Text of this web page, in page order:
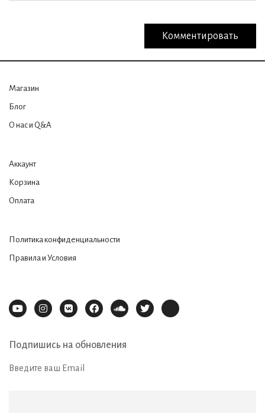
Магазин
Блог
О нас и Q&A
Аккаунт
Корзина
Оплата
Политика конфиденциальности
Правила и Условия
Подпишись на обновления
Введите ваш Email